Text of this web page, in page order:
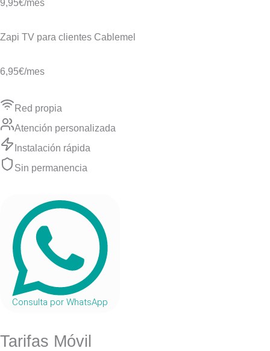
9,95€/mes
Zapi TV para clientes Cablemel
6,95€/mes
Red propia
Atención personalizada
Instalación rápida
Sin permanencia
Consulta por WhatsApp
Tarifas Móvil